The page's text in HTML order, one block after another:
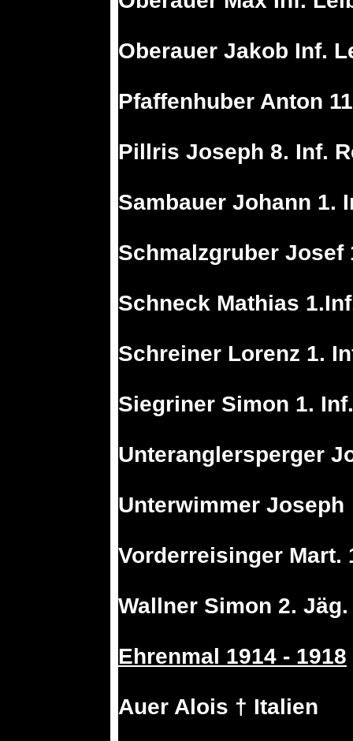
Oberauer Jakob Inf.
Pfaffenhuber Anton
Pillris Joseph 8. Inf.
Sambauer Johann 1.
Schmalzgruber Josef
Schneck Mathias
Schreiner Lorenz 1.
Siegriner Simon 1.
Unteranglersperger
Unterwimmer Joseph
Vorderreisinger Mart.
Wallner Simon 2.
Ehrenmal 1914 - 1918
Auer Alois † Italien